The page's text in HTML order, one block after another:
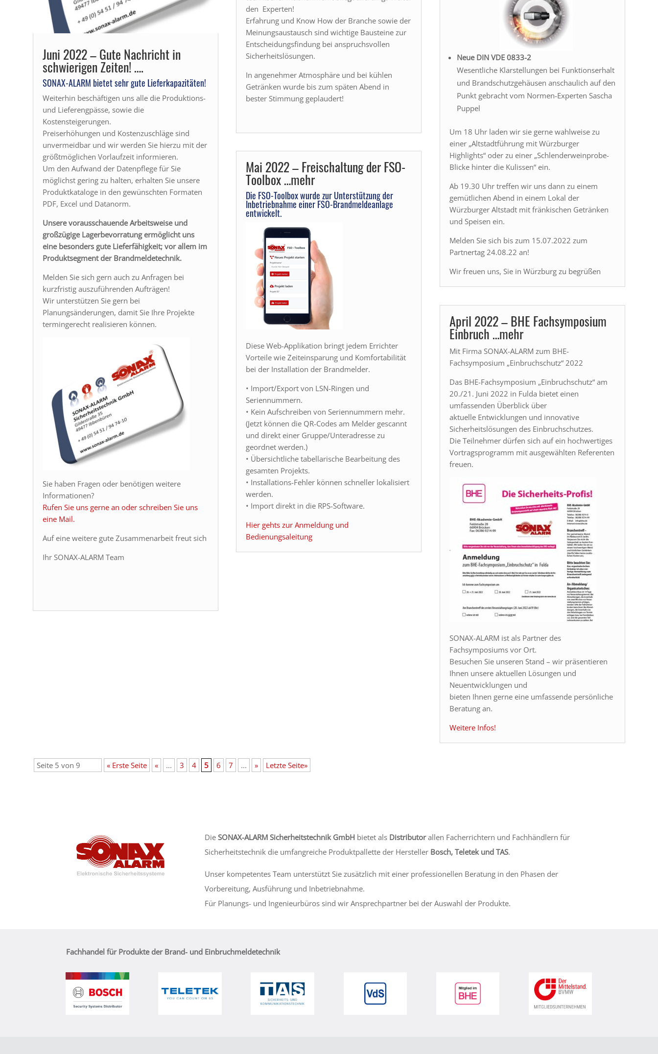
Juni 2022 – Gute Nachricht in
schwierigen Zeiten! ….
SONAX-ALARM bietet sehr gute Lieferkapazitäten!
Weiterhin beschäftigen uns alle die Produktions-
und Lieferengpässe, sowie die
Kostensteigerungen.
Preiserhöhungen und Kostenzuschläge sind
unvermeidbar und wir werden Sie hierzu mit der
größtmöglichen Vorlaufzeit informieren.
Um den Aufwand der Datenpflege für Sie
möglichst gering zu halten, erhalten Sie unsere
Produktkataloge in den gewünschten Formaten
PDF, Excel und Datanorm.
Unsere vorausschauende Arbeitsweise und
großzügige Lagerbevorratung ermöglicht uns
eine besonders gute Lieferfähigkeit; vor allem im
Produktsegment der Brandmeldetechnik.
Melden Sie sich gern auch zu Anfragen bei
kurzfristig auszuführenden Aufträgen!
Wir unterstützen Sie gern bei
Planungsänderungen, damit Sie Ihre Projekte
termingerecht realisieren können.
Sie haben Fragen oder benötigen weitere
Informationen?
Rufen Sie uns gerne an oder schreiben Sie uns
eine Mail.
Auf eine weitere gute Zusammenarbeit freut sich
Ihr SONAX-ALARM Team
den Experten!
Erfahrung und Know How der Branche sowie der
Meinungsaustausch sind wichtige Bausteine zur
Entscheidungsfindung bei anspruchsvollen
Sicherheitslösungen.
In angenehmer Atmosphäre und bei kühlen
Getränken wurde bis zum späten Abend in
bester Stimmung geplaudert!
Mai 2022 – Freischaltung der FSO-
Toolbox …mehr
Die FSO-Toolbox wurde zur Unterstützung der
Inbetriebnahme einerFSO-Brandmeldeanlage
entwickelt.
Diese Web-Applikation bringt jedem Errichter
Vorteile wie Zeiteinsparung und Komfortabilität
bei der Installation der Brandmelder.
• Import/Export von LSN-Ringen und
Seriennummern.
• Kein Aufschreiben von Seriennummern mehr.
(Jetzt können die QR-Codes am Melder gescannt
und direkt einer Gruppe/Unteradresse zu
geordnet werden.)
• Übersichtliche tabellarische Bearbeitung des
gesamten Projekts.
• Installations-Fehler können schneller lokalisiert
werden.
• Import direkt in die RPS-Software.
Hier gehts zur Anmeldung und
Bedienungsaleitung
Neue DIN VDE 0833-2
Wesentliche Klarstellungen bei Funktionserhalt
und Brandschutzgehäusen anschaulich auf den
Punkt gebracht vom Normen-Experten Sascha
Puppel
Um 18 Uhr laden wir sie gerne wahlweise zu
einer „Altstadtführung mit Würzburger
Highlights“ oder zu einer „Schlenderweinprobe-
Blicke hinter die Kulissen“ ein.
Ab 19.30 Uhr treffen wir uns dann zu einem
gemütlichen Abend in einem Lokal der
Würzburger Altstadt mit fränkischen Getränken
und Speisen ein.
Melden Sie sich bis zum 15.07.2022 zum
Partnertag 24.08.22 an!
Wir freuen uns, Sie in Würzburg zu begrüßen
April 2022 – BHE Fachsymposium
Einbruch …mehr
Mit Firma SONAX-ALARM zum BHE-
Fachsymposium „Einbruchschutz“ 2022
Das BHE-Fachsymposium „Einbruchschutz“ am
20./21. Juni 2022 in Fulda bietet einen
umfassenden Überblick über
aktuelle Entwicklungen und innovative
Sicherheitslösungen des Einbruchschutzes.
Die Teilnehmer dürfen sich auf ein hochwertiges
Vortragsprogramm mit ausgewählten Referenten
freuen.
SONAX-ALARM ist als Partner des
Fachsymposiums vor Ort.
Besuchen Sie unseren Stand – wir präsentieren
Ihnen unsere aktuellen Lösungen und
Neuentwicklungen und
bieten Ihnen gerne eine umfassende persönliche
Beratung an.
Weitere Infos!
Seite 5 von 9 « Erste Seite « ... 3 4 5 6 7 ... » Letzte Seite»
Die SONAX-ALARM Sicherheitstechnik GmbHbietet als Distributorallen Facherrichtern und Fachhändlern für
Sicherheitstechnik die umfangreiche Produktpallette der Hersteller Bosch, Teletek und TAS.
Unser kompetentes Team unterstützt Sie zusätzlich mit einer professionellen Beratung in den Phasen der
Vorbereitung, Ausführung und Inbetriebnahme.
Für Planungs- und Ingenieurbüros sind wir Ansprechpartner bei der Auswahl der Produkte.
Fachhandel für Produkte der Brand- und Einbruchmeldetechnik